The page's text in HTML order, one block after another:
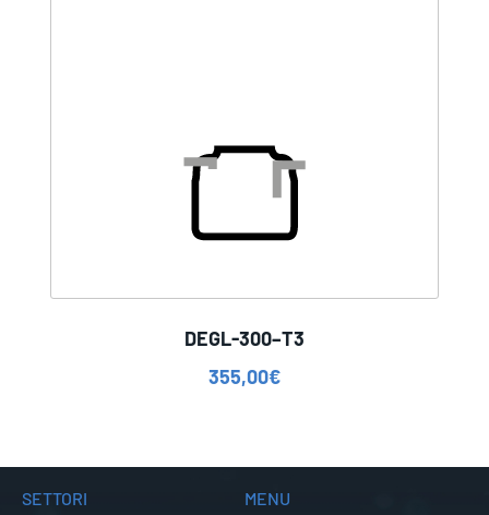
DEGL-300–T3
355,00€
SETTORI MENU